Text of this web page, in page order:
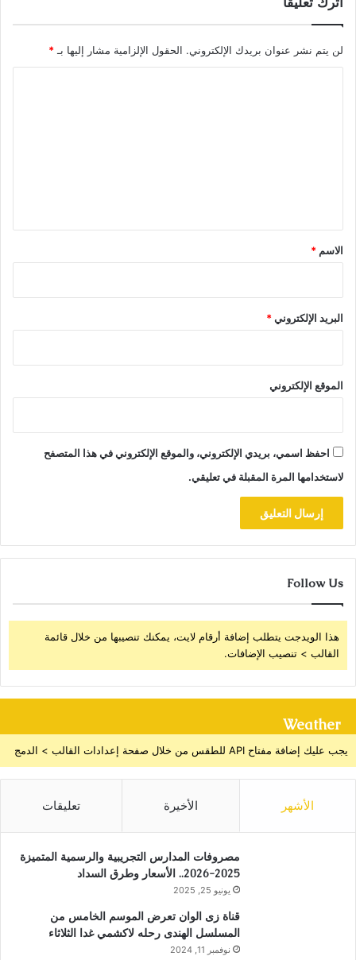
لن يتم نشر عنوان بريدك الإلكتروني. الحقول الإلزامية مشار إليها بـ *
*
الاسم *
البريد الإلكتروني*
الموقع الإلكتروني
احفظ اسمي، بريدي الإلكتروني، والموقع الإلكتروني في هذا المتصفح
لاستخدامها المرة المقبلة في تعليقي.
Follow Us
هذا الويدجت يتطلب إضافة أرقام لايت، يمكنك تنصيبها من خلال قائمة
القالب > تنصيب الإضافات.
Weather
يجب عليك إضافة مفتاح API للطقس من خلال صفحة إعدادات القالب > الدمج
الأشهر الأخيرة تعليقات
مصروفات المدارس التجريبية والرسمية المتميزة
2025-2026.. الأسعار وطرق السداد
يونيو 25, 2025
قناة زى الوان تعرض الموسم الخامس من
المسلسل الهندى رحله لاكشمي غدا الثلاثاء
نوفمبر 11, 2024